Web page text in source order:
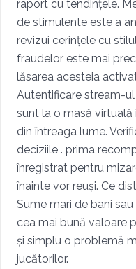
raport cu tendințele.
de stimulente este a
revizui cerințele cu
fraudelor este mai
lăsarea acesteia
Autentificare stream-
sunt la o masă
din întreaga lume.
deciziile . prima
înregistrat pentru
înainte vor reuși. Ce
Sume mari de bani
cea mai bună valoare
și simplu o problemă
jucătorilor.